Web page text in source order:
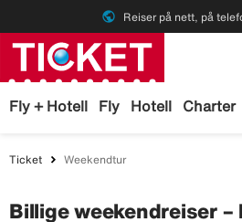
public Reiser på nett, på
Fly + Hotell Fly Hotell Charter
Ticket Weekendtur
Billige weekendreiser –